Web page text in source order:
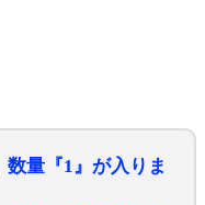
数量『1』が入りま